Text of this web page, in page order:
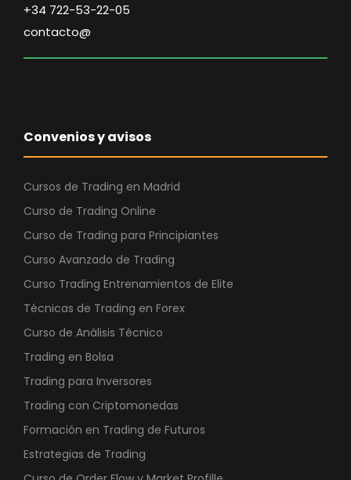
+34 722-53-22-05
contacto@
Convenios y avisos
Cursos de Trading en Madrid
Curso de Trading Online
Curso de Trading para Principiantes
Curso Avanzado de Trading
Curso Trading Entrenamientos de Elite
Técnicas de Trading en Forex
Curso de Análisis Técnico
Trading en Bolsa
Trading para Inversores
Trading con Criptomonedas
Formación en Trading de Futuros
Estrategias de Trading